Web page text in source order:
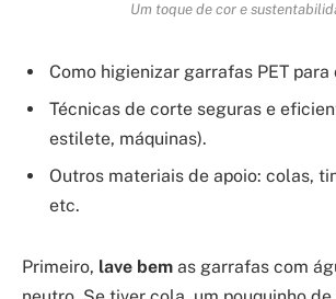
Um toque de cor e
Como higienizar garrafas PET para
Técnicas de corte seguras e
estilete, máquinas).
Outros materiais de apoio: colas,
etc.
Primeiro, lave bem as garrafas com